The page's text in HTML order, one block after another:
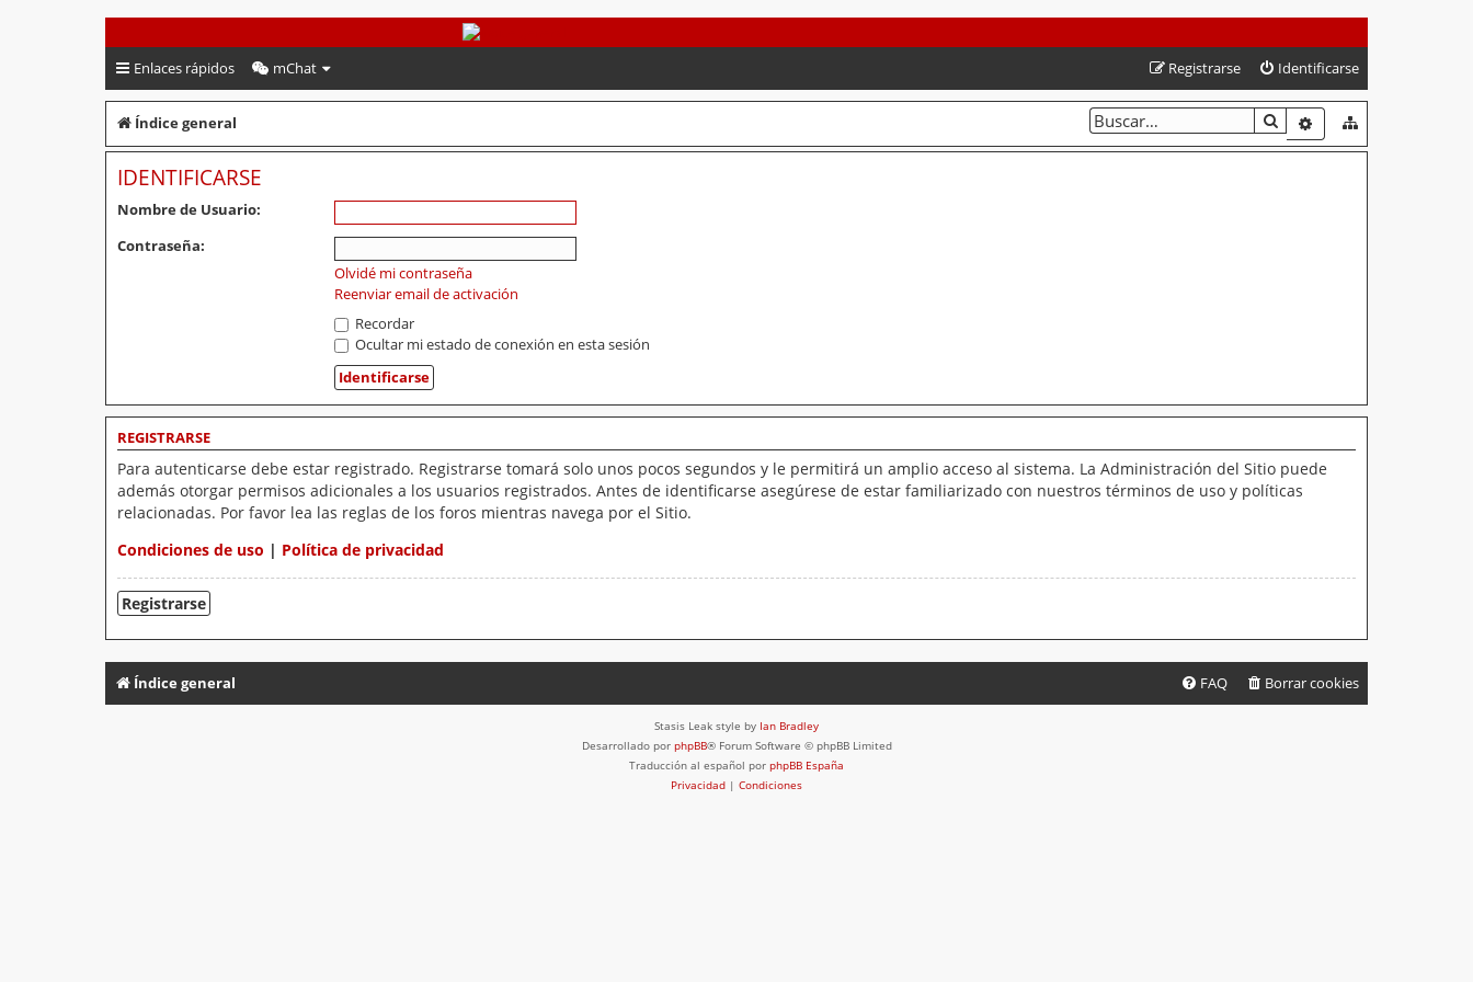
PeruVoley.com
Enlaces rápidos mChat Identificarse
Registrarse
Índice general BUSCARBÚSQUEDA
IDENTIFICARSE
Nombre de Usuario:
Contraseña:
Olvidé mi contraseña
Reenviar email de activación
Recordar
Ocultar mi estado de conexión en esta sesión
REGISTRARSE
Para autenticarse debe estar registrado. Registrarse tomará solo unos pocos segundos y le permitirá un amplio acceso al sistema. La Administración del Sitio puede
además otorgar permisos adicionales a los usuarios registrados. Antes de identificarse asegúrese de estar familiarizado con nuestros términos de uso y políticas
relacionadas. Por favor lea las reglas de los foros mientras navega por el Sitio.
Condiciones de uso | Política de privacidad
Registrarse
Índice general Borrar cookies
FAQ
Stasis Leak style by Ian Bradley
Desarrollado por phpBB® Forum Software © phpBB Limited
Traducción al español por phpBB España
Privacidad | Condiciones